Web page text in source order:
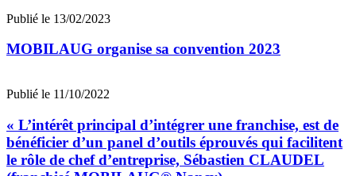
Publié le 13/02/2023
MOBILAUG organise sa convention 2023
Publié le 11/10/2022
« L’intérêt principal d’intégrer une franchise, est de
bénéficier d’un panel d’outils éprouvés qui facilitent
le rôle de chef d’entreprise, Sébastien CLAUDEL